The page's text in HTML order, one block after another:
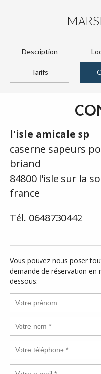
Description
Tarifs
l'isle amicale sp
caserne sapeurs
briand
84800 l'isle sur la
france
Tél. 0648730442
Vous pouvez nous poser
demande de réservation en
dessous: